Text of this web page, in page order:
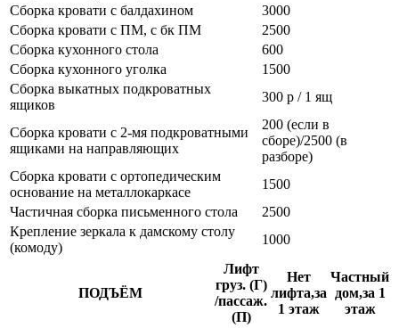
Сборка кровати с балдахином
3000
Сборка кровати с ПМ, с бк ПМ
2500
Сборка кухонного стола
600
Сборка кухонного уголка
1500
Сборка выкатных подкроватных
ящиков
300 р / 1 ящ
Сборка кровати с 2-мя подкроватными
ящиками на направляющих
200 (если в
сборе)/2500 (в
разборе)
Сборка кровати с ортопедическим
основание на металлокаркасе
1500
Частичная сборка письменного стола
2500
Крепление зеркала к дамскому столу
(комоду)
1000
ПОДЪЁМ
Лифт
груз. (Г)
/пассаж.
(П)
Нет
лифта,за
1 этаж
Частный
дом,за 1
этаж